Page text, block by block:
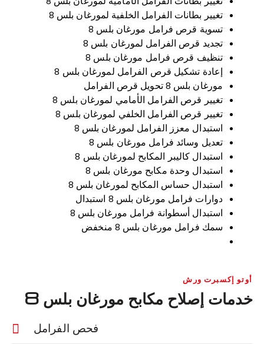
تغيير بطانات الفرامل الخلفية لمورغان بلس 8
تسوية قرص فرامل مورغان بلس 8
تجديد قرص الفرامل لمورغان بلس 8
تنظيف قرص فرامل مورغان بلس 8
إعادة تشكيل قرص الفرامل لمورغان بلس 8
مورغان بلس 8 تحويل قرص الفرامل
تغيير قرص الفرامل الأمامي لمورغان بلس 8
تغيير قرص الفرامل الخلفي لمورغان بلس 8
استبدال معزز الفرامل لمورغان بلس 8
تعديل وسائد فرامل مورغان بلس 8
استبدال كاليبر المكابح لمورغان بلس 8
استبدال وحدة مكابح مورغان بلس 8
استبدال حساس المكابح لمورغان بلس 8
دوارات فرامل مورغان بلس 8 استبدال
استبدال أسطوانة فرامل مورغان بلس 8
سمك فرامل مورغان بلس 8 منخفض
أوتو إكسبرت ورش
خدمات إصلاح مكابح مورغان بلس 8
فحص الفرامل